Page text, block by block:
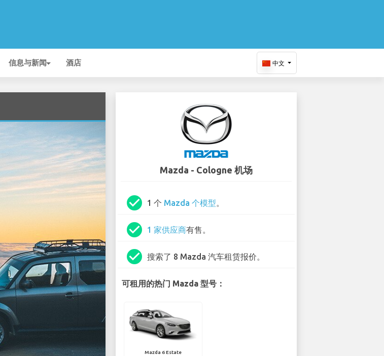
信息与新闻 酒店 中文
Mazda - Cologne 机场
check_circle 1 个 Mazda 个模型。
check_circle 1 家供应商有售。
check_circle 搜索了 8 Mazda 汽车租赁报价。
可租用的热门 Mazda 型号：
Mazda 6 Estate